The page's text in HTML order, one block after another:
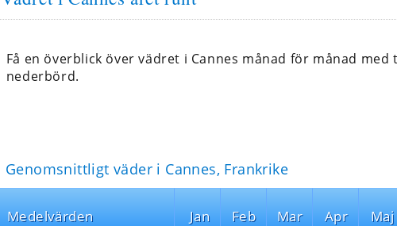
Få en överblick över vädret i Cannes månad för månad
nederbörd.
Genomsnittligt väder i Cannes, Frankrike
Medel­värden Jan Feb Mar Apr Maj